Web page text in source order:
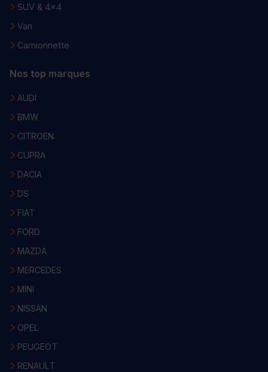
SUV & 4x4
Van
Camionnette
Nos top marques
AUDI
BMW
CITROEN
CUPRA
DACIA
DS
FIAT
FORD
MAZDA
MERCEDES
MINI
NISSAN
OPEL
PEUGEOT
RENAULT